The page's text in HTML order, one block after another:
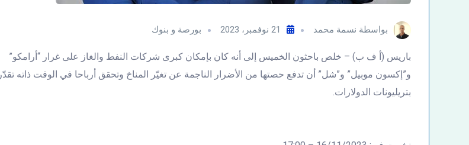
بواسطة نسمة محمد 21 نوفمبر، 2023 بورصة و بنوك
باريس (أ ف ب) – خلص باحثون الخميس إلى أنه كان بإمكان كبرى شركات النفط والغاز على غرار “أرامكو”
و”إكسون موبيل” و”شل” أن تدفع حصتها من الأضرار الناجمة عن تغيّر المناخ وتحقق أرباحا في الوقت ذاته تقدّر
بتريليونات الدولارات.